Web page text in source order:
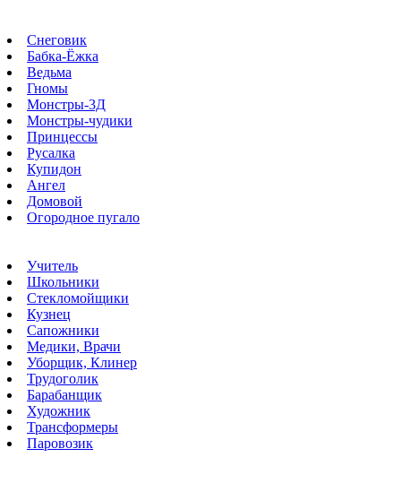
Снеговик
Бабка-Ёжка
Ведьма
Гномы
Монстры-3Д
Монстры-чудики
Принцессы
Русалка
Купидон
Ангел
Домовой
Огородное пугало
Учитель
Школьники
Стекломойщики
Кузнец
Сапожники
Медики, Врачи
Уборщик, Клинер
Трудоголик
Барабанщик
Художник
Трансформеры
Паровозик